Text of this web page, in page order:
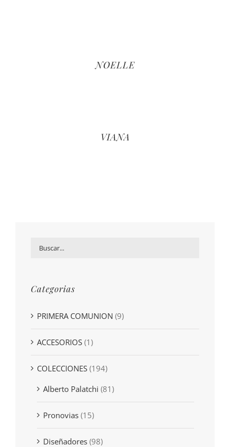
NOELLE
VIANA
Categorias
PRIMERA COMUNION (9)
ACCESORIOS (1)
COLECCIONES (194)
Alberto Palatchi (81)
Pronovias (15)
Diseñadores (98)